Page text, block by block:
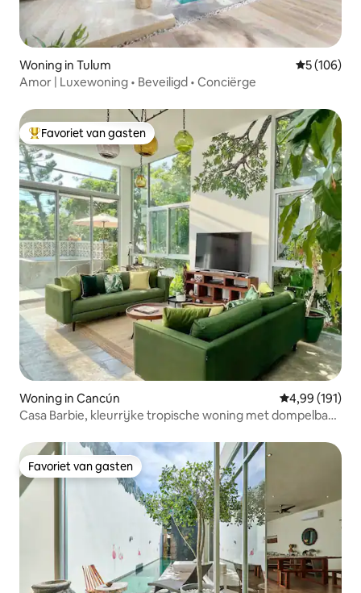
Woning in Tulum
5 (106)
Amor | Luxewoning • Beveiligd • Conciërge
Topfavoriet van gasten
Favoriet van gasten
Woning in Cancún Gemiddelde
4,99 (191)
Casa Barbie, kleurrijke tropische woning met dompelbad
Favoriet van gasten
Favoriet van gasten